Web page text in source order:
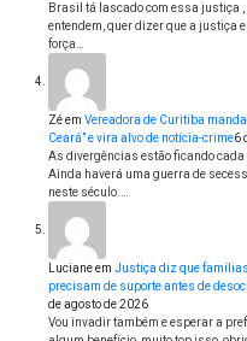
Brasil tá lascado com essa justiça ,
entendem, quer dizer que a justiça
força…
Zéem Vereadora de Curitiba
Ceará” e vira alvo de notícia-crime6
As divergências estão ficando
Ainda haverá uma guerra de
neste século.…
Lucianeem Justiça diz que famílias
precisam de suporte antes de
de agosto de 2026
Vou invadir também e esperar a